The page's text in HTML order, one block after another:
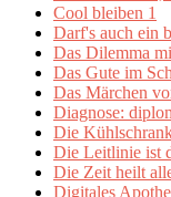
Cool bleiben 1
Darf's auch ein
Das Dilemma
Das Gute im
Das Märchen
Diagnose:
Die
Die Leitlinie ist
Die Zeit heilt
Digitales